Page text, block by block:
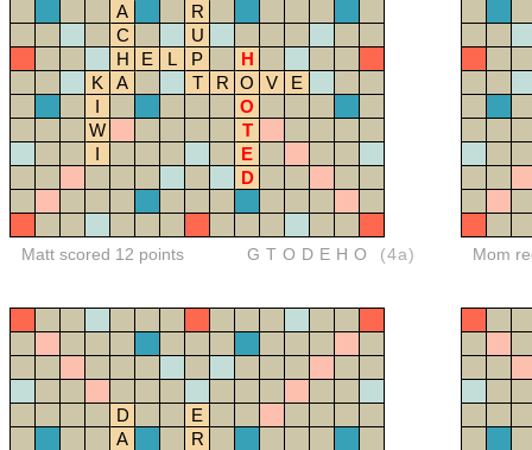
A
R
C
U
H
E L P
H
K
A T R O V
E
I
O
W
T
I
E
D
Matt scored 12 points GTODEHO (4a) Mom
D
E
A
R